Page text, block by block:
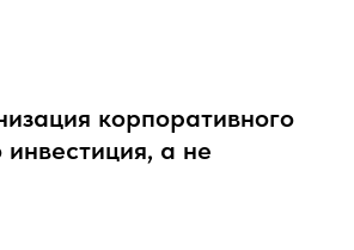
корпоративного
а не